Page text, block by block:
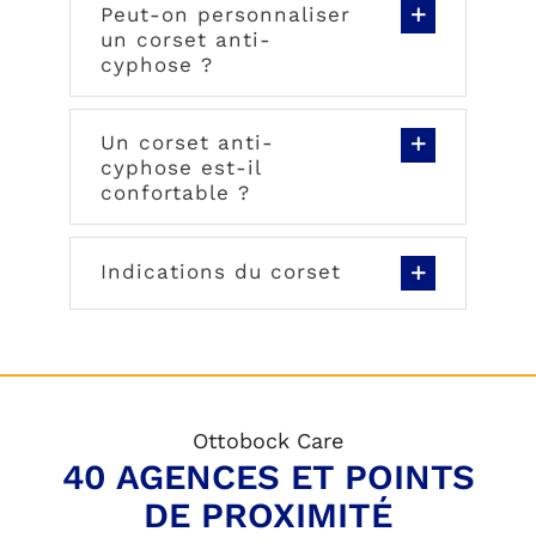
Peut-on personnaliser
un corset anti-
cyphose ?
Un corset anti-
cyphose est-il
confortable ?
Indications du corset
Ottobock Care
40 AGENCES ET POINTS
DE PROXIMITÉ